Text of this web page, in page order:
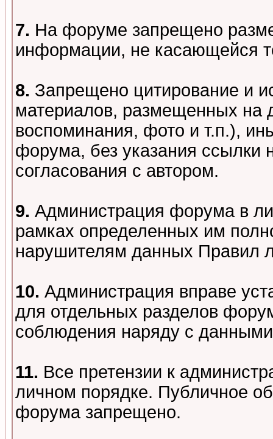
7. На форуме запрещено
информации, не касающейся
8. Запрещено цитирование и
материалов, размещенных на
воспоминания, фото и т.п.),
форума, без указания ссылки
согласования с автором.
9. Администрация форума в
рамках определенных им
нарушителям данных Правил
10. Администрация вправе
для отдельных разделов
соблюдения наряду с
11. Все претензии к
личном порядке. Публичное
форума запрещено.